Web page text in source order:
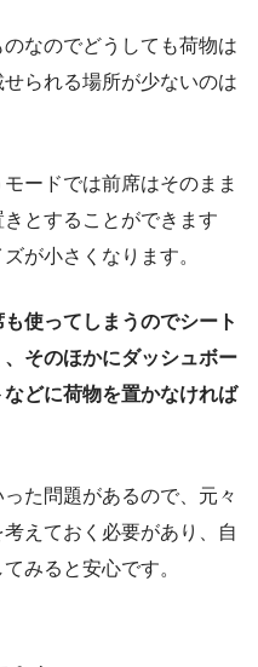
なのでどうしても荷物は
られる場所が少ないのは
ードでは前席はそのまま
とすることができます
が小さくなります。
使ってしまうのでシート
そのほかにダッシュボー
などに荷物を置かなければ
た問題があるので、元々
えておく必要があり、自
みると安心です。